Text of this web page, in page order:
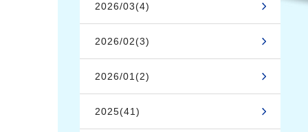
2026/03(4)
2026/02(3)
2026/01(2)
2025(41)